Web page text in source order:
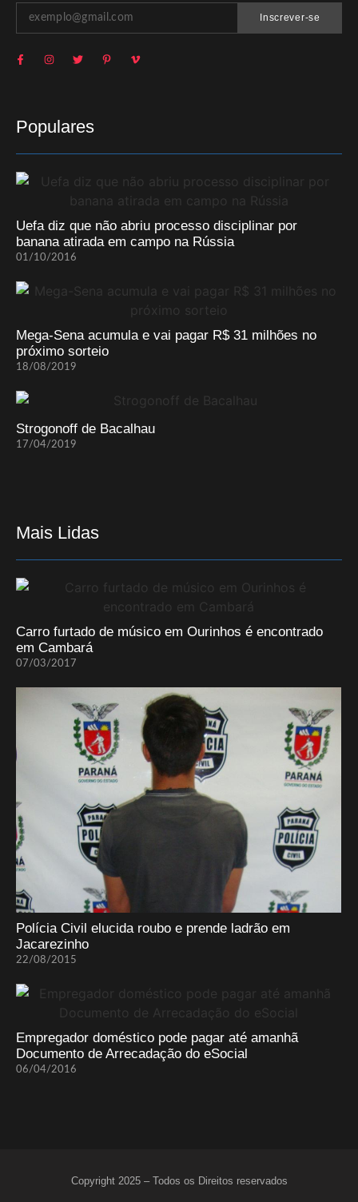
Inscrever-se
Populares
Uefa diz que não abriu processo disciplinar por
banana atirada em campo na Rússia
01/10/2016
Mega-Sena acumula e vai pagar R$ 31 milhões no
próximo sorteio
18/08/2019
Strogonoff de Bacalhau
17/04/2019
Mais Lidas
Carro furtado de músico em Ourinhos é encontrado
em Cambará
07/03/2017
Polícia Civil elucida roubo e prende ladrão em
Jacarezinho
22/08/2015
Empregador doméstico pode pagar até amanhã
Documento de Arrecadação do eSocial
06/04/2016
Copyright 2025 – Todos os Direitos reservados